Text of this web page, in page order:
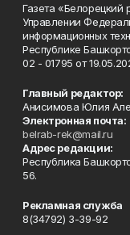
Газета «Белорецкий
Управлении
информационных
Республике
02 - 01795 от
Главный редактор:
Анисимова Юлия
Электронная почта:
belrab-rek@mail.ru
Адрес редакции:
Республика
56.
Рекламная служба
8(34792) 3-39-92